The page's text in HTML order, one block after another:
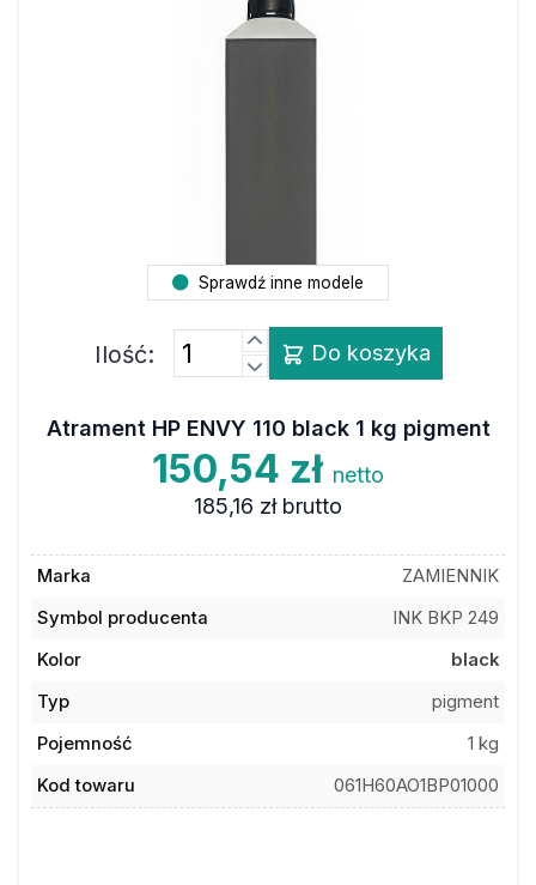
Sprawdź inne modele
Ilość: Do koszyka
Atrament HP ENVY 110 black 1 kg pigment
150,54 zł netto
185,16 zł brutto
Marka
ZAMIENNIK
Symbol producenta
INK BKP 249
Kolor
black
Typ
pigment
Pojemność
1 kg
Kod towaru
061H60AO1BP01000